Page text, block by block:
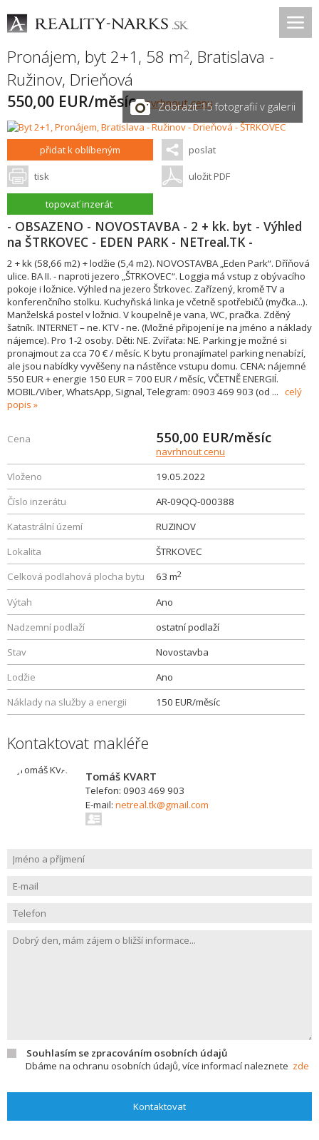
Pronájem, byt 2+1, 58 m2, Bratislava -
Ružinov, Drieňová
550,00 EUR/měsícnavrhnout cenu
Zobrazit 15 fotografií v galerii
přidat k oblíbeným poslat
tisk uložit PDF
topovať inzerát
- OBSAZENO - NOVOSTAVBA - 2 + kk. byt - Výhled
na ŠTRKOVEC - EDEN PARK - NETreal.TK -
2 + kk (58,66 m2) + lodžie (5,4 m2). NOVOSTAVBA „Eden Park“. Dříňová
ulice. BA II. - naproti jezero „ŠTRKOVEC“. Loggia má vstup z obývacího
pokoje i ložnice. Výhled na jezero Štrkovec. Zařízený, kromě TV a
konferenčního stolku. Kuchyňská linka je včetně spotřebičů (myčka...).
Manželská postel v ložnici. V koupelně je vana, WC, pračka. Zděný
šatník. INTERNET – ne. KTV - ne. (Možné připojení je na jméno a náklady
nájemce). Pro 1-2 osoby. Děti: NE. Zvířata: NE. Parking je možné si
pronajmout za cca 70 € / měsíc. K bytu pronajímatel parking nenabízí,
ale jsou nabídky vyvěšeny na nástěnce vstupu domu. CENA: nájemné
550 EUR + energie 150 EUR = 700 EUR / měsíc, VČETNĚ ENERGIÍ.
MOBIL/Viber, WhatsApp, Signal, Telegram: 0903 469 903 (od ... celý
popis
Cena 550,00 EUR/měsíc
navrhnout cenu
Vloženo
19.05.2022
Číslo inzerátu
AR-09QQ-000388
Katastrální území
RUZINOV
Lokalita
ŠTRKOVEC
Celková podlahová plocha bytu
63 m2
Výtah
Ano
Nadzemní podlaží
ostatní podlaží
Stav
Novostavba
Lodžie
Ano
Náklady na služby a energii
150 EUR/měsíc
Kontaktovat makléře
Tomáš KVART
Telefon: 0903 469 903
E-mail: netreal.tk@gmail.com
Souhlasím se zpracováním osobních údajů
Dbáme na ochranu osobních údajů, více informací naleznete zde
Kontaktovat